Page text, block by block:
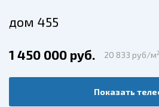
дом 455
1 450 000 руб. 20 833 руб/м2
Показать